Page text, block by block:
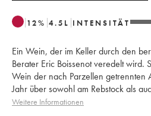
12% 4.5 L INTENSITÄT
Ein Wein, der im Keller durch den
Berater Eric Boissenot veredelt wird.
Wein der nach Parzellen getrennten
Jahr über sowohl am Rebstock als
Weitere Informationen